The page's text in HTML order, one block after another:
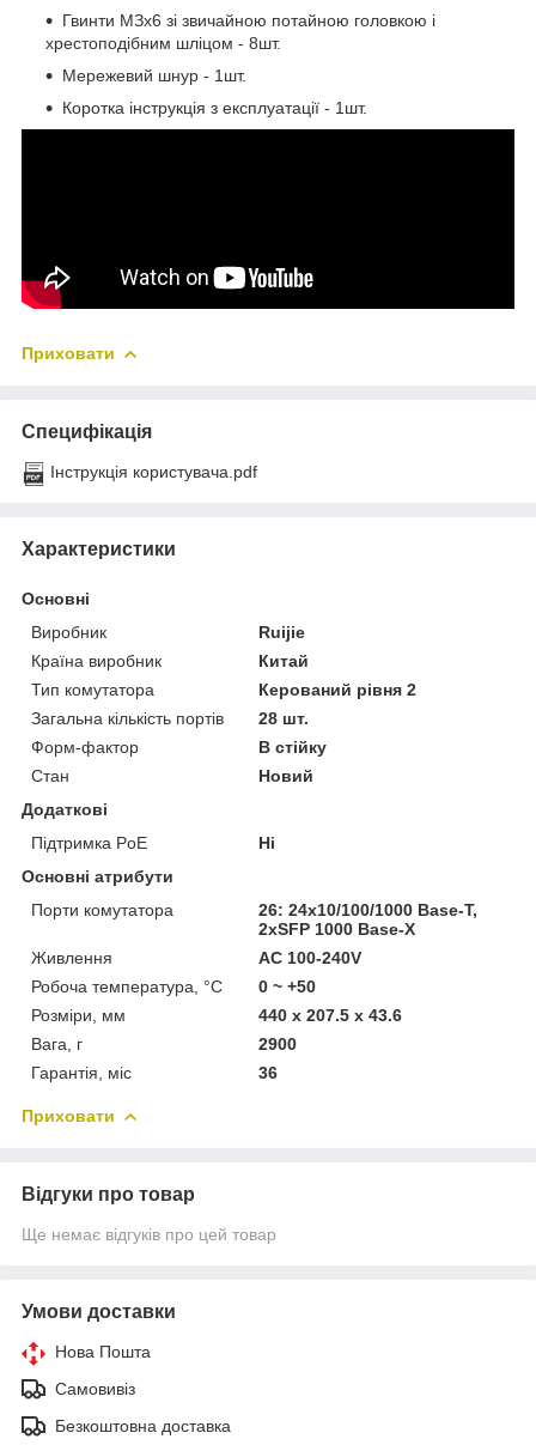
Гвинти МЗх6 зі звичайною потайною головкою і
хрестоподібним шліцом - 8шт.
Мережевий шнур - 1шт.
Коротка інструкція з експлуатації - 1шт.
Приховати
Специфікація
Інструкція користувача.pdf
Характеристики
Основні
Виробник
Ruijie
Країна виробник
Китай
Тип комутатора
Керований рівня 2
Загальна кількість портів
28 шт.
Форм-фактор
В стійку
Стан
Новий
Додаткові
Підтримка PoE
Ні
Основні атрибути
Порти комутатора
26: 24x10/100/1000 Base-T,
2xSFP 1000 Base-X
Живлення
AC 100-240V
Робоча температура, °C
0 ~ +50
Розміри, мм
440 x 207.5 x 43.6
Вага, г
2900
Гарантія, міс
36
Приховати
Відгуки про товар
Ще немає відгуків про цей товар
Умови доставки
Нова Пошта
Самовивіз
Безкоштовна доставка